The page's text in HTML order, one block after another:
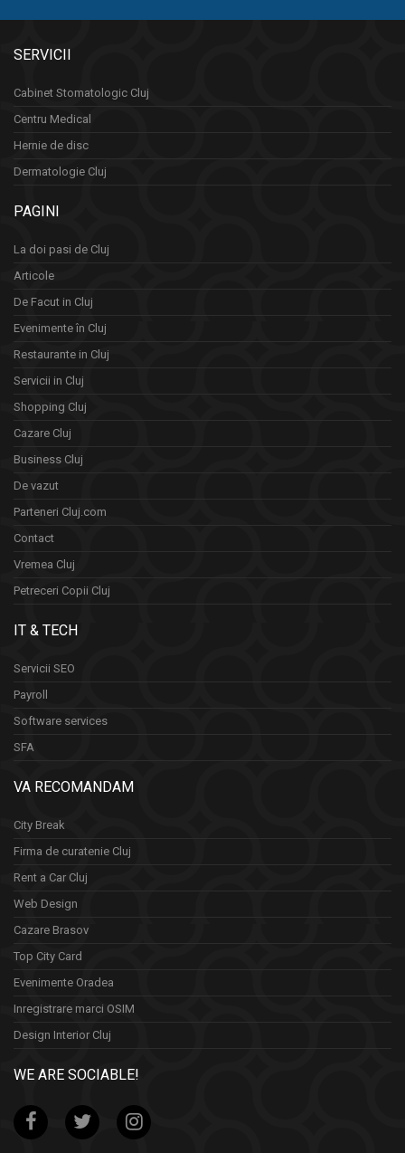
SERVICII
Cabinet Stomatologic Cluj
Centru Medical
Hernie de disc
Dermatologie Cluj
PAGINI
La doi pasi de Cluj
Articole
De Facut in Cluj
Evenimente în Cluj
Restaurante in Cluj
Servicii in Cluj
Shopping Cluj
Cazare Cluj
Business Cluj
De vazut
Parteneri Cluj.com
Contact
Vremea Cluj
Petreceri Copii Cluj
IT & TECH
Servicii SEO
Payroll
Software services
SFA
VA RECOMANDAM
City Break
Firma de curatenie Cluj
Rent a Car Cluj
Web Design
Cazare Brasov
Top City Card
Evenimente Oradea
Inregistrare marci OSIM
Design Interior Cluj
WE ARE SOCIABLE!